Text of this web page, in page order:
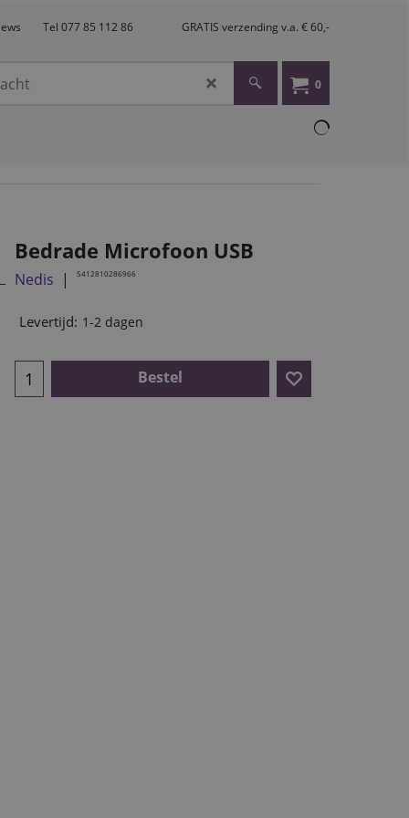
Tel 077 85 112 86 GRATIS verzending v.a. € 60,-
0
Bedrade Microfoon USB
Nedis 5412810286966
Levertijd: 1-2 dagen
Bestel